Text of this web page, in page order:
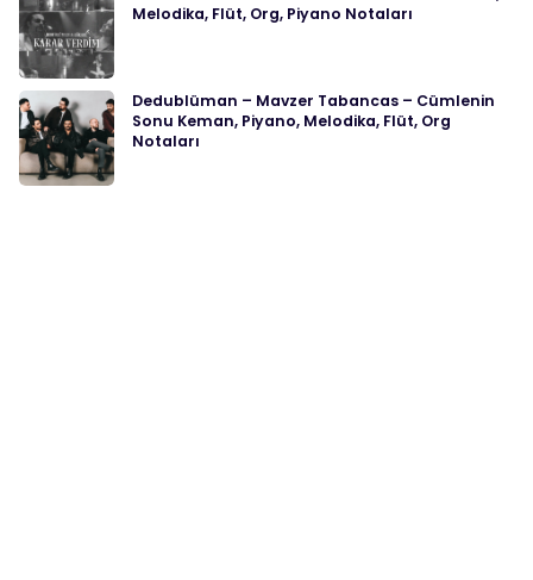
Melodika, Flüt, Org, Piyano Notaları
Dedublüman – Mavzer Tabancas – Cümlenin
Sonu Keman, Piyano, Melodika, Flüt, Org
Notaları